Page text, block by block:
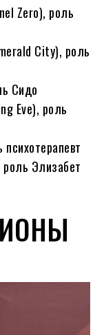
Zero), роль
City), роль
Сидо
Eve), роль
Элизабет